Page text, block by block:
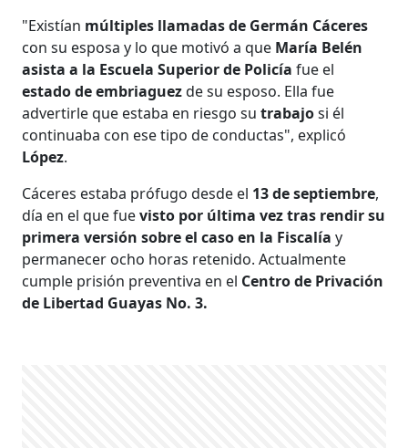
"Existían múltiples llamadas de Germán Cáceres
con su esposa y lo que motivó a que María Belén
asista a la Escuela Superior de Policía fue el
estado de embriaguezde su esposo. Ella fue
advertirle que estaba en riesgo sutrabajosi él
continuaba con ese tipo de conductas", explicó
López.
Cáceres estaba prófugo desde el 13 de septiembre,
día en el que fuevisto por última vez tras rendir su
primera versión sobre el caso en la Fiscalíay
permanecer ocho horas retenido. Actualmente
cumple prisión preventiva en el Centro de Privación
de Libertad Guayas No. 3.